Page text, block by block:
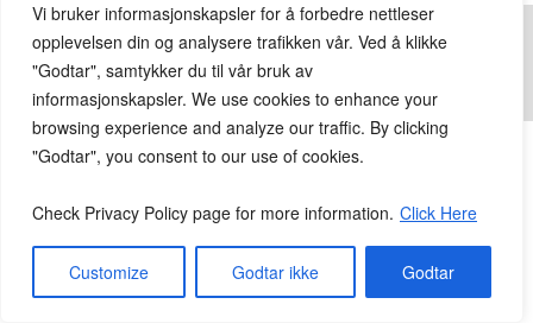
Vi bruker informasjonskapsler for å forbedre nettleser
opplevelsen din og analysere trafikken vår. Ved å klikke
"Godtar", samtykker du til vår bruk av
informasjonskapsler. We use cookies to enhance your
browsing experience and analyze our traffic. By clicking
"Godtar", you consent to our use of cookies.
Check Privacy Policy page for more information. Click Here
Customize Godtar ikke Godtar
© 2026Lesekroken.noAll Rights Reserved.